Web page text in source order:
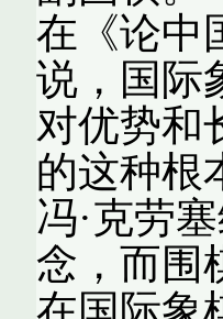
在《论中
说，国际
对优势和
的这种根
冯·克劳
念，而围